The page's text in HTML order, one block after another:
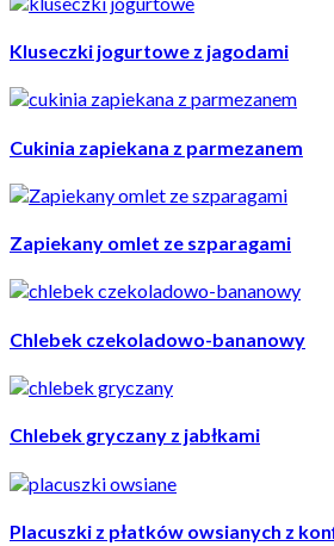
Kluseczki jogurtowe z jagodami
Cukinia zapiekana z parmezanem
Zapiekany omlet ze szparagami
Chlebek czekoladowo-bananowy
Chlebek gryczany z jabłkami
Placuszki z płatków owsianych z